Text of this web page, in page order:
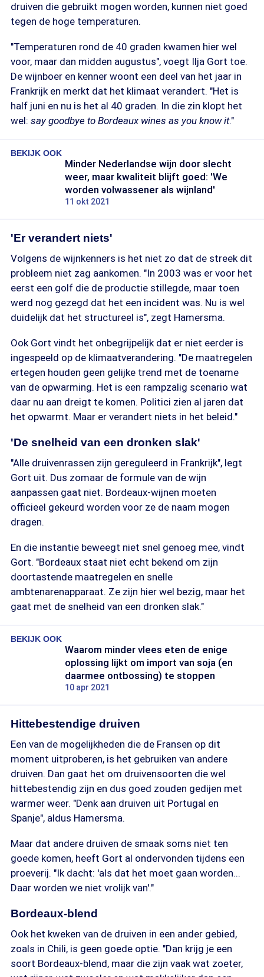
druiven die gebruikt mogen worden, kunnen niet goed
tegen de hoge temperaturen.
"Temperaturen rond de 40 graden kwamen hier wel
voor, maar dan midden augustus", voegt Ilja Gort toe.
De wijnboer en kenner woont een deel van het jaar in
Frankrijk en merkt dat het klimaat verandert. "Het is
half juni en nu is het al 40 graden. In die zin klopt het
wel: say goodbye to Bordeaux wines as you know it."
BEKIJK OOK
Minder Nederlandse wijn door slecht
weer, maar kwaliteit blijft goed: 'We
worden volwassener als wijnland'
11 okt 2021
'Er verandert niets'
Volgens de wijnkenners is het niet zo dat de streek dit
probleem niet zag aankomen. "In 2003 was er voor het
eerst een golf die de productie stillegde, maar toen
werd nog gezegd dat het een incident was. Nu is wel
duidelijk dat het structureel is", zegt Hamersma.
Ook Gort vindt het onbegrijpelijk dat er niet eerder is
ingespeeld op de klimaatverandering. "De maatregelen
ertegen houden geen gelijke trend met de toename
van de opwarming. Het is een rampzalig scenario wat
daar nu aan dreigt te komen. Politici zien al jaren dat
het opwarmt. Maar er verandert niets in het beleid."
'De snelheid van een dronken slak'
"Alle druivenrassen zijn gereguleerd in Frankrijk", legt
Gort uit. Dus zomaar de formule van de wijn
aanpassen gaat niet. Bordeaux-wijnen moeten
officieel gekeurd worden voor ze de naam mogen
dragen.
En die instantie beweegt niet snel genoeg mee, vindt
Gort. "Bordeaux staat niet echt bekend om zijn
doortastende maatregelen en snelle
ambtenarenapparaat. Ze zijn hier wel bezig, maar het
gaat met de snelheid van een dronken slak."
BEKIJK OOK
Waarom minder vlees eten de enige
oplossing lijkt om import van soja (en
daarmee ontbossing) te stoppen
10 apr 2021
Hittebestendige druiven
Een van de mogelijkheden die de Fransen op dit
moment uitproberen, is het gebruiken van andere
druiven. Dan gaat het om druivensoorten die wel
hittebestendig zijn en dus goed zouden gedijen met
warmer weer. "Denk aan druiven uit Portugal en
Spanje", aldus Hamersma.
Maar dat andere druiven de smaak soms niet ten
goede komen, heeft Gort al ondervonden tijdens een
proeverij. "Ik dacht: 'als dat het moet gaan worden...
Daar worden we niet vrolijk van'."
Bordeaux-blend
Ook het kweken van de druiven in een ander gebied,
zoals in Chili, is geen goede optie. "Dan krijg je een
soort Bordeaux-blend, maar die zijn vaak wat zoeter,